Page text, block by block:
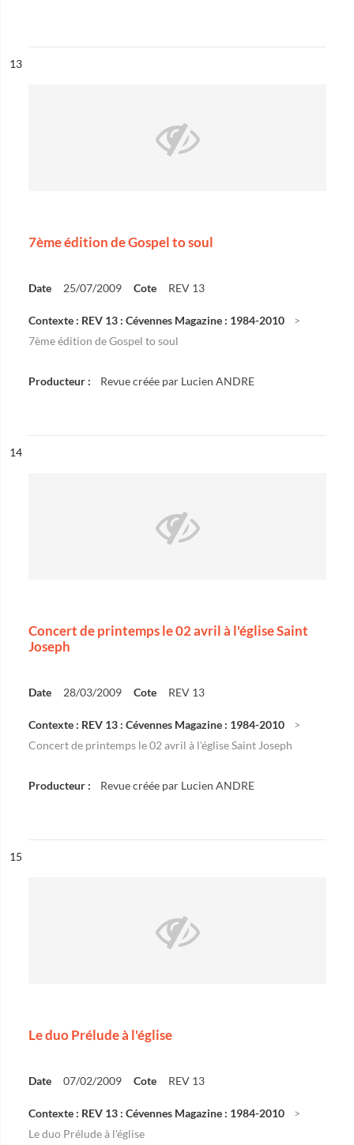
n°
13
7ème édition de Gospel to soul
Date 25/07/2009 Cote REV 13
Contexte : REV 13 : Cévennes Magazine : 1984-2010
7ème édition de Gospel to soul
Producteur : Revue créée par Lucien ANDRE
n°
14
Concert de printemps le 02 avril à l'église Saint
Joseph
Date 28/03/2009 Cote REV 13
Contexte : REV 13 : Cévennes Magazine : 1984-2010
Concert de printemps le 02 avril à l'église Saint Joseph
Producteur : Revue créée par Lucien ANDRE
n°
15
Le duo Prélude à l'église
Date 07/02/2009 Cote REV 13
Contexte : REV 13 : Cévennes Magazine : 1984-2010
Le duo Prélude à l'église